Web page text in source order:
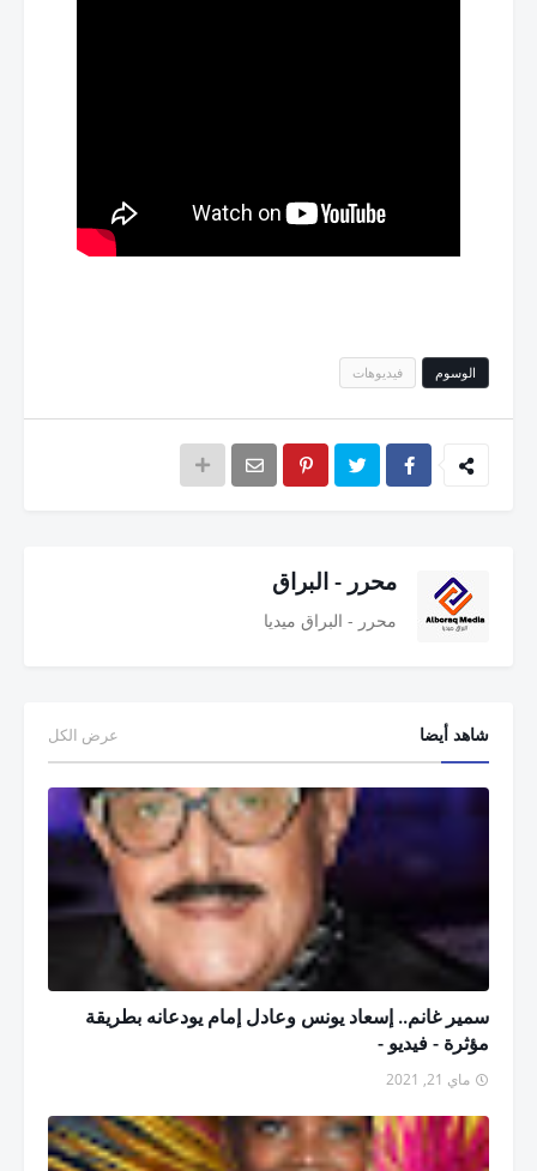
الوسوم فيديوهات
محرر - البراق
محرر - البراق ميديا
شاهد أيضا عرض الكل
سمير غانم.. إسعاد يونس وعادل إمام يودعانه بطريقة
مؤثرة - فيديو -
ماي 21, 2021